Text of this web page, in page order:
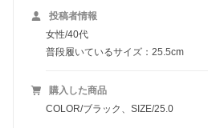
投稿者情報
女性/40代
普段履いているサイズ：25.5cm
購入した商品
COLOR/ブラック、SIZE/25.0